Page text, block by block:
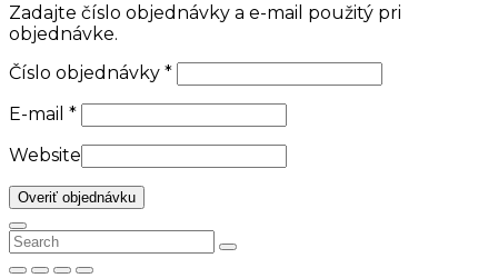
Zadajte číslo objednávky a e-mail použitý pri
objednávke.
Číslo objednávky *
E-mail *
Website
Overiť objednávku